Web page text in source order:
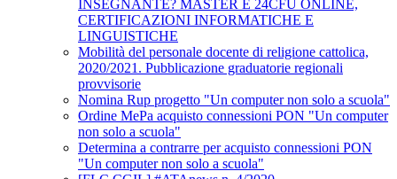
INSEGNANTE? MASTER E 24CFU ONLINE,
CERTIFICAZIONI INFORMATICHE E
LINGUISTICHE
Mobilità del personale docente di religione cattolica,
2020/2021. Pubblicazione graduatorie regionali
provvisorie
Nomina Rup progetto "Un computer non solo a scuola"
Ordine MePa acquisto connessioni PON "Un computer
non solo a scuola"
Determina a contrarre per acquisto connessioni PON
"Un computer non solo a scuola"